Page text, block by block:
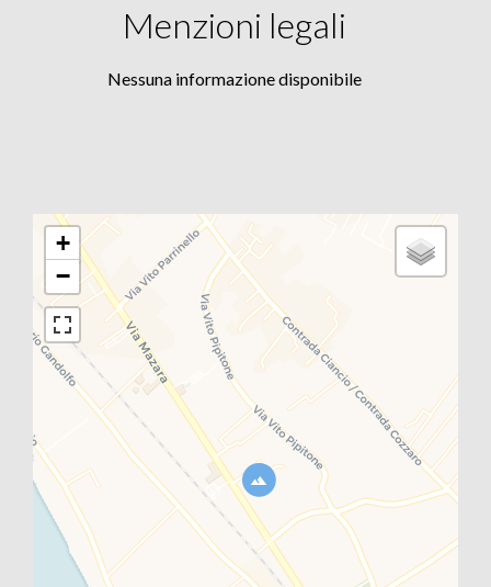
Menzioni legali
Nessuna informazione disponibile
+
−